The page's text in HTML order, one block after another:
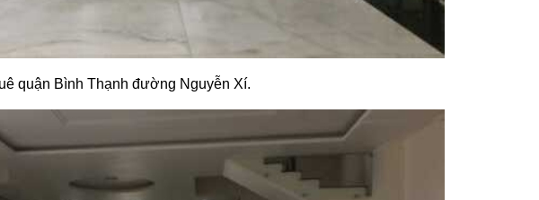
quận Bình Thạnh đường Nguyễn Xí.